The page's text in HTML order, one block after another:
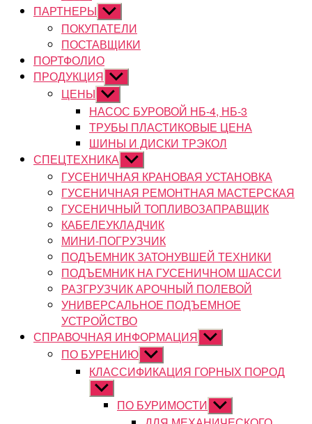
ПАРТНЕРЫ Показывать
подменю
ПОКУПАТЕЛИ
ПОСТАВЩИКИ
ПОРТФОЛИО
ПРОДУКЦИЯ Показывать
подменю
ЦЕНЫ Показывать
подменю
НАСОС БУРОВОЙ НБ-4, НБ-3
ТРУБЫ ПЛАСТИКОВЫЕ ЦЕНА
ШИНЫ И ДИСКИ ТРЭКОЛ
СПЕЦТЕХНИКА Показывать
подменю
ГУСЕНИЧНАЯ КРАНОВАЯ УСТАНОВКА
ГУСЕНИЧНАЯ РЕМОНТНАЯ МАСТЕРСКАЯ
ГУСЕНИЧНЫЙ ТОПЛИВОЗАПРАВЩИК
КАБЕЛЕУКЛАДЧИК
МИНИ-ПОГРУЗЧИК
ПОДЪЕМНИК ЗАТОНУВШЕЙ ТЕХНИКИ
ПОДЪЕМНИК НА ГУСЕНИЧНОМ ШАССИ
РАЗГРУЗЧИК АРОЧНЫЙ ПОЛЕВОЙ
УНИВЕРСАЛЬНОЕ ПОДЪЕМНОЕ
УСТРОЙСТВО
СПРАВОЧНАЯ ИНФОРМАЦИЯ Показывать
подменю
ПО БУРЕНИЮ Показывать
подменю
КЛАССИФИКАЦИЯ ГОРНЫХ ПОРОД
Показывать
подменюПО БУРИМОСТИ Показывать
подменю